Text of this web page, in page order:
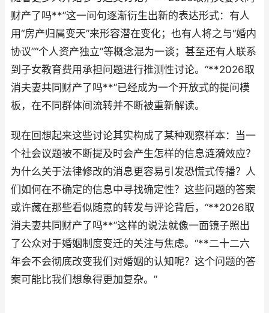
财产了吗**”这一问句逐渐衍生出新的表达形式：有人
用“房产归属变天”来形容潜在变化；也有人将之与“婚内
协议”“个人资产独立”等概念混为一谈；甚至还有人联系
到子女教育费用承担问题进行推测性讨论。“**2026取
消夫妻共同财产了吗**”已经成为一个开放式的提问模
板，在不同群体间流转并不断被重新解读。
现在回想起来这些讨论其实构成了某种观察样本：当一
个社会议题被不断提及时会产生怎样的信息涟漪效应？
为什么关于法律修改的消息更容易引发恐慌式传播？人
们如何在不确定的信息中寻找确定性？这些问题的答案
或许藏在那些看似随意的转发与评论背后，“**2026取
消夫妻共同财产了吗**”这样的说法就像一面镜子照出
了公众对于婚姻制度变迁的关注与焦虑。“**二十二六
年会不会彻底改变我们对婚姻的认知呢？这个问题的答
案可能比我们想象得更加复杂。”